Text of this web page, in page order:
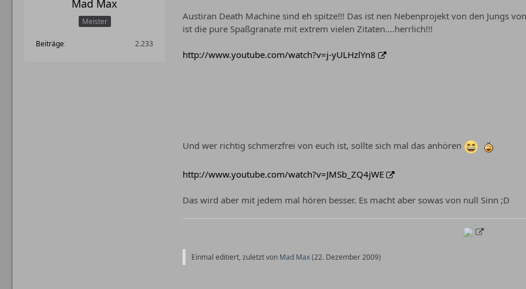
Mad Max
Meister
Beiträge 2.233
Austiran Death Machine sind eh spitze!!! Das ist nen Nebenprojekt von den Jungs
ist die pure Spaßgranate mit extrem vielen Zitaten....herrlich!!!
http://www.youtube.com/watch?v=j-yULHzlYn8
Und wer richtig schmerzfrei von euch ist, sollte sich mal das anhören
http://www.youtube.com/watch?v=JMSb_ZQ4jWE
Das wird aber mit jedem mal hören besser. Es macht aber sowas von null Sinn ;D
Einmal editiert, zuletzt von Mad Max(22. Dezember 2009)